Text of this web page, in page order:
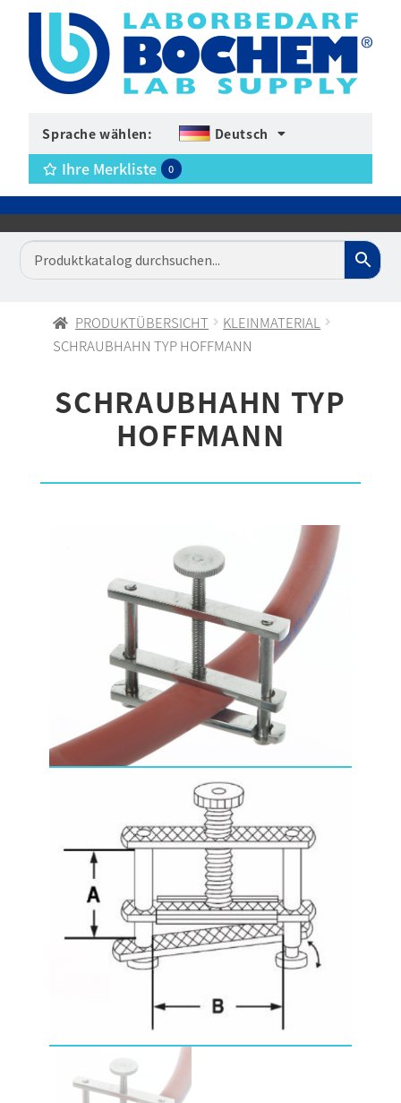
Sprache wählen: Deutsch
Ihre Merkliste 0
PRODUKTÜBERSICHT
KLEINMATERIAL
SCHRAUBHAHN TYP HOFFMANN
SCHRAUBHAHN TYP
HOFFMANN